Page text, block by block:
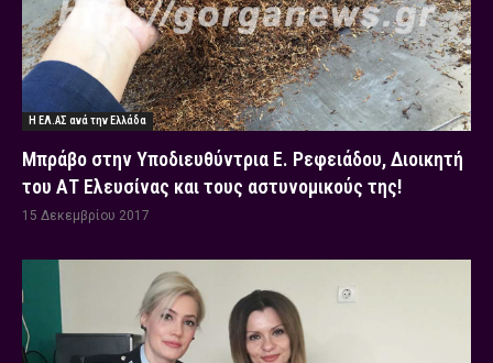
Η ΕΛ.ΑΣ ανά την Ελλάδα
Μπράβο στην Υποδιευθύντρια Ε. Ρεφειάδου, Διοικητή
του ΑΤ Ελευσίνας και τους αστυνομικούς της!
15 Δεκεμβρίου 2017